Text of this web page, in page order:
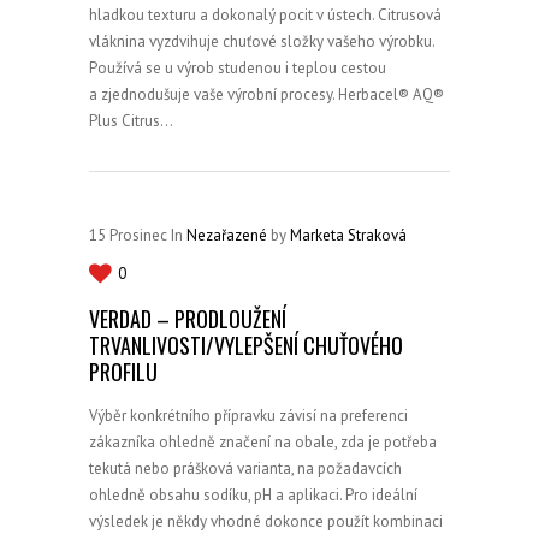
hladkou texturu a dokonalý pocit v ústech. Citrusová
vláknina vyzdvihuje chuťové složky vašeho výrobku.
Používá se u výrob studenou i teplou cestou
a zjednodušuje vaše výrobní procesy. Herbacel® AQ®
Plus Citrus…
15 Prosinec In Nezařazené byMarketa Straková
0
VERDAD – PRODLOUŽENÍ
TRVANLIVOSTI/VYLEPŠENÍ CHUŤOVÉHO
PROFILU
Výběr konkrétního přípravku závisí na preferenci
zákazníka ohledně značení na obale, zda je potřeba
tekutá nebo prášková varianta, na požadavcích
ohledně obsahu sodíku, pH a aplikaci. Pro ideální
výsledek je někdy vhodné dokonce použít kombinaci